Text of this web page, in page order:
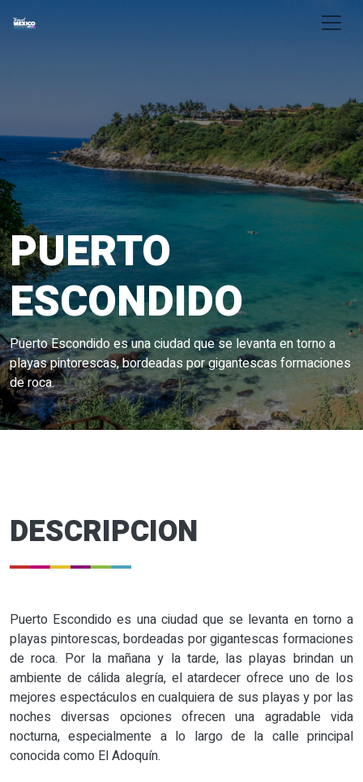
PUERTO
ESCONDIDO
Puerto Escondido es una ciudad que se levanta en torno a
playas pintorescas, bordeadas por gigantescas formaciones
de roca.
DESCRIPCION
Puerto Escondido es una ciudad que se levanta en torno a
playas pintorescas, bordeadas por gigantescas formaciones
de roca. Por la mañana y la tarde, las playas brindan un
ambiente de cálida alegría, el atardecer ofrece uno de los
mejores espectáculos en cualquiera de sus playas y por las
noches diversas opciones ofrecen una agradable vida
nocturna, especialmente a lo largo de la calle principal
conocida como El Adoquín.